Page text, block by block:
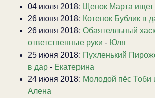
04 июля 2018: Щенок Марта ищет
26 июня 2018: Котенок Бублик в
26 июня 2018: Обаятелльный
ответственные руки - Юля
25 июня 2018: Пухленький
в дар - Екатерина
24 июня 2018: Молодой пёс Тоби
Алена